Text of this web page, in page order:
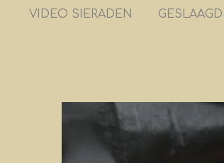
VIDEO SIERADEN GESLAAGD